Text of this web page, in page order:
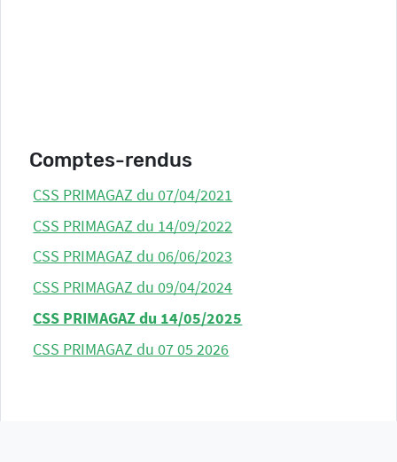
Comptes-rendus
CSS PRIMAGAZ du 07/04/2021
CSS PRIMAGAZ du 14/09/2022
CSS PRIMAGAZ du 06/06/2023
CSS PRIMAGAZ du 09/04/2024
CSS PRIMAGAZ du 14/05/2025
CSS PRIMAGAZ du 07 05 2026